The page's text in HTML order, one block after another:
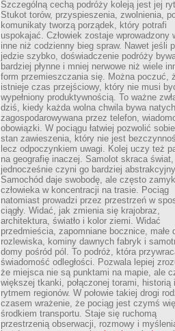
Szczególną cechą podróży koleją jest jej
Stukot torów, przyspieszenia, zwolnienia,
komunikaty tworzą porządek, który potrafi
uspokajać. Człowiek zostaje wprowadzony
inne niż codzienny bieg spraw. Nawet jeśli
jedzie szybko, doświadczenie podróży
bardziej płynne i mniej nerwowe niż wiele
form przemieszczania się. Można poczuć,
istnieje czas przejściowy, który nie musi
wypełniony produktywnością. To ważne
dziś, kiedy każda wolna chwila bywa
zagospodarowywana przez telefon,
obowiązki. W pociągu łatwiej pozwolić
stan zawieszenia, który nie jest
lecz odpoczynkiem uwagi. Kolej uczy też
na geografię inaczej. Samolot skraca
jednocześnie czyni go bardziej
Samochód daje swobodę, ale często
człowieka w koncentracji na trasie. Pociąg
natomiast prowadzi przez przestrzeń w
ciągły. Widać, jak zmienia się krajobraz,
architektura, światło i kolor ziemi. Widać
przedmieścia, zapomniane bocznice, małe
rozlewiska, kominy dawnych fabryk i
domy pośród pól. To podróż, która
świadomość odległości. Pozwala lepiej
że miejsca nie są punktami na mapie, ale
większej tkanki, połączonej torami, historią i
rytmem regionów. W połowie takiej drogi
czasem wrażenie, że pociąg jest czymś
środkiem transportu. Staje się ruchomą
przestrzenią obserwacji, rozmowy i